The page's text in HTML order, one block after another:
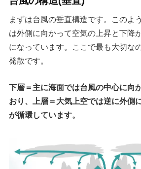
まずは台風の垂直構造です。このよ
は外側に向かって空気の上昇と下降
になっています。ここで最も大切な
発散です。
下層＝主に海面では台風の中心に向
おり、上層＝大気上空では逆に外側
が循環しています。